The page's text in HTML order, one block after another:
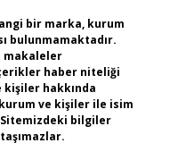
bir marka, kurum
bulunmamaktadır.
makaleler
haber niteliği
kişiler hakkında
ve kişiler ile isim
bilgiler